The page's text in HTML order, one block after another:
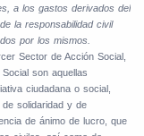
a los gastos derivados del
la responsabilidad civil
por los mismos.
Sector de Acción Social,
son aquellas
ciudadana o social,
solidaridad y de
de ánimo de lucro, que